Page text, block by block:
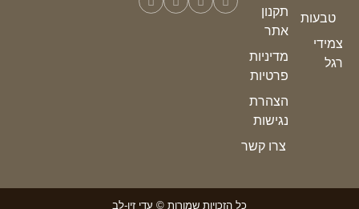
טבעות
צמידי
רגל
תקנון
אתר
מדיניות
פרטיות
הצהרת
נגישות
צרו קשר
כל הזכויות שמורות © עדי זיו-לב